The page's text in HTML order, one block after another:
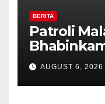
BERITA
Patroli
Pilar
Perkuat
Diajak
AUGUST 6, 2026